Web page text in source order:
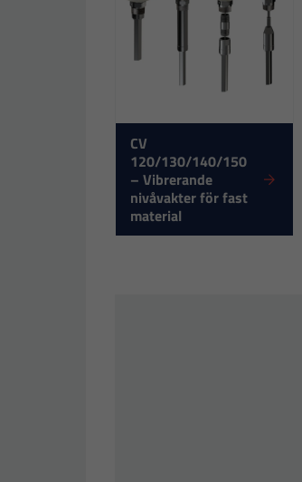
CV
120/130/140/150
– Vibrerande
nivåvakter för fast
material